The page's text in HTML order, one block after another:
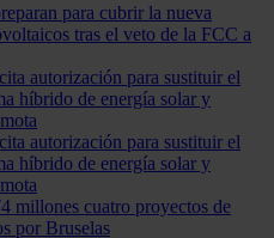
para cubrir la nueva
tras el veto de la FCC a
autorización para sustituir el
híbrido de energía solar y
autorización para sustituir el
híbrido de energía solar y
millones cuatro proyectos de
por Bruselas